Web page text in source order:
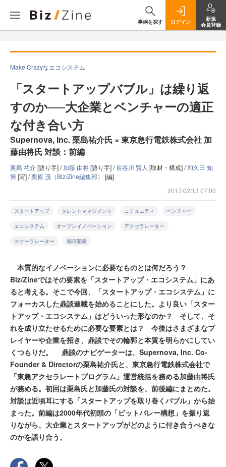
事例を探す ログイン
新規
会員登録
Make Crazyなエコシステム
「スタートアップバブル」は繰り返
すのか──大企業とベンチャーの適正
な付き合い方
Supernova, Inc. 栗島祐介氏 × 東京急行電鉄株式会社 加
藤由将氏 対談：前編
栗島 祐介[語り手] /加藤 由将[語り手] /長谷川 賢人 [取材・構成] /和久田 知
博[写] /栗原 茂（Biz/Zine編集部） [編]
2017/02/13 07:00
スタートアップ タレントマネジメント コミュニティ ベンチャー
エコシステム オープンイノベーション アクセラレーター
スケーラレーター 都市開発
本質的なイノベーションに必要なものとは何だろう？
Biz/Zineではその要素を「スタートアップ・エコシステム」にあ
ると考える。そこで今回、「スタートアップ・エコシステム」に
フォーカスした鼎談連載を始めることにした。より良い「スター
トアップ・エコシステム」はどういった形なのか？ そして、そ
れを成り立たせるために必要な要素とは？ 今後はさまざまなプ
レイヤーや企業を招き、鼎談でその輪郭と本質を明らかにしてい
くつもりだ。 鼎談のナビゲーターは、Supernova, Inc. Co-
Founder & Directorの栗島祐介氏と、東京急行電鉄株式会社で
「東急アクセラレートプログラム」運営統括を務める加藤由将氏
が務める。初回は栗島氏と加藤氏の対談を、前後編にまとめた。
対談は近頃耳にする「スタートアップを取り巻くバブル」から始
まった。前編は2000年代初頭の「ビットバレー構想」を振り返
りながら、大企業とスタートアップがどのように付き合うべきな
のかを語り合う。